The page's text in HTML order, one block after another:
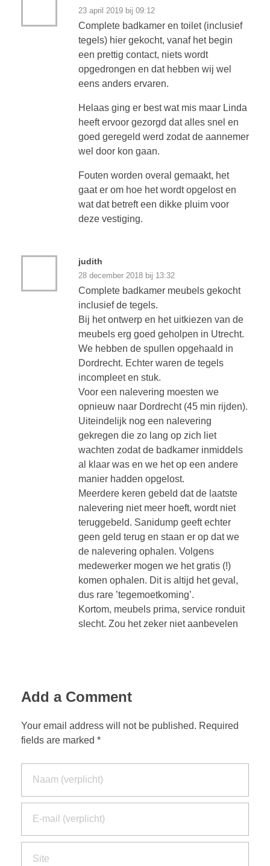
23 april 2019 bij 09:12
Complete badkamer en toilet (inclusief
tegels) hier gekocht, vanaf het begin
een prettig contact, niets wordt
opgedrongen en dat hebben wij wel
eens anders ervaren.
Helaas ging er best wat mis maar Linda
heeft ervoor gezorgd dat alles snel en
goed geregeld werd zodat de aannemer
wel door kon gaan.
Fouten worden overal gemaakt, het
gaat er om hoe het wordt opgelost en
wat dat betreft een dikke pluim voor
deze vestiging.
judith
28 december 2018 bij 13:32
Complete badkamer meubels gekocht
inclusief de tegels.
Bij het ontwerp en het uitkiezen van de
meubels erg goed geholpen in Utrecht.
We hebben de spullen opgehaald in
Dordrecht. Echter waren de tegels
incompleet en stuk.
Voor een nalevering moesten we
opnieuw naar Dordrecht (45 min rijden).
Uiteindelijk nog een nalevering
gekregen die zo lang op zich liet
wachten zodat de badkamer inmiddels
al klaar was en we het op een andere
manier hadden opgelost.
Meerdere keren gebeld dat de laatste
nalevering niet meer hoeft, wordt niet
teruggebeld. Sanidump geeft echter
geen geld terug en staan er op dat we
de nalevering ophalen. Volgens
medewerker mogen we het gratis (!)
komen ophalen. Dit is altijd het geval,
dus rare ’tegemoetkoming’.
Kortom, meubels prima, service ronduit
slecht. Zou het zeker niet aanbevelen
Add a Comment
Your email address will not be published. Required
fields are marked *